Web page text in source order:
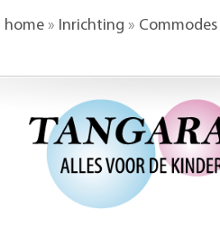
home » Inrichting » Commodes